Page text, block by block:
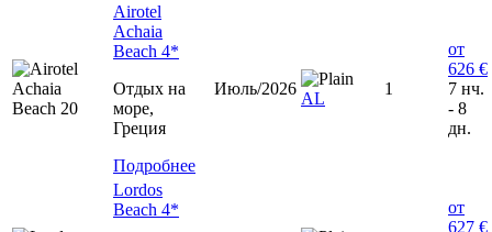
Airotel
Achaia
Beach 4*
Отдых на
море,
Греция
Подробнее
Июль/2026
AL
1
от
626 €
7 нч.
- 8
дн.
Lordos
Beach 4*
от
627 €